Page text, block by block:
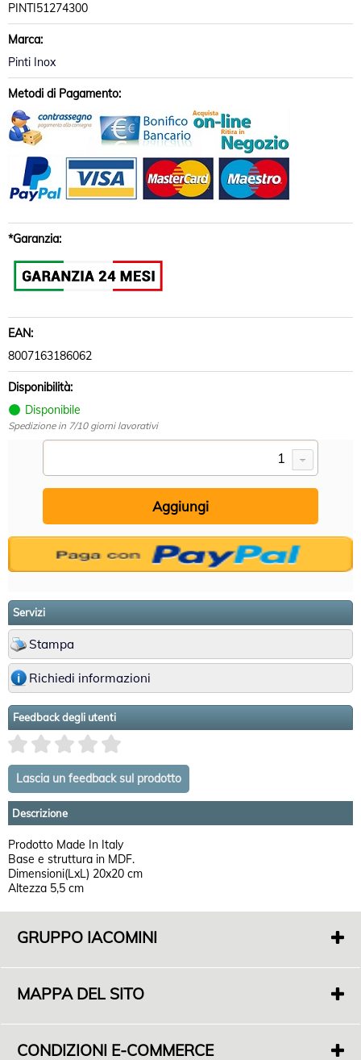
PINTI51274300
Marca:
Pinti Inox
Metodi di Pagamento:
*Garanzia:
EAN:
8007163186062
Disponibilità:
Disponibile
Spedizione in 7/10 giorni lavorativi
Servizi
Stampa
Richiedi informazioni
Feedback degli utenti
Descrizione
Prodotto Made In Italy
Base e struttura in MDF.
Dimensioni(LxL) 20x20 cm
Altezza 5,5 cm
GRUPPO IACOMINI
S.Legale: Via Casal dell'Abete 16
Sede Commerciale: S.P. Monterozzi Marina Snc
Angolo Via F. De Cesaris - 01016 Tarquinia (VT)
MAPPA DEL SITO
CONDIZIONI E-COMMERCE